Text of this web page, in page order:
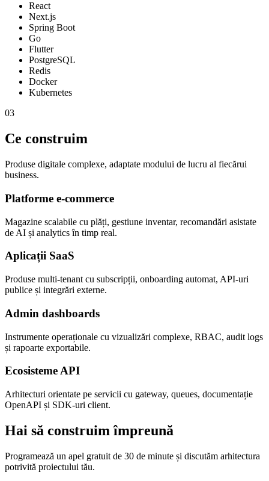
React
Next.js
Spring Boot
Go
Flutter
PostgreSQL
Redis
Docker
Kubernetes
03
Ce construim
Produse digitale complexe, adaptate modului de lucru al fiecărui
business.
Platforme e-commerce
Magazine scalabile cu plăți, gestiune inventar, recomandări asistate
de AI și analytics în timp real.
Aplicații SaaS
Produse multi-tenant cu subscripții, onboarding automat, API-uri
publice și integrări externe.
Admin dashboards
Instrumente operaționale cu vizualizări complexe, RBAC, audit logs
și rapoarte exportabile.
Ecosisteme API
Arhitecturi orientate pe servicii cu gateway, queues, documentație
OpenAPI și SDK-uri client.
Hai să construim împreună
Programează un apel gratuit de 30 de minute și discutăm arhitectura
potrivită proiectului tău.